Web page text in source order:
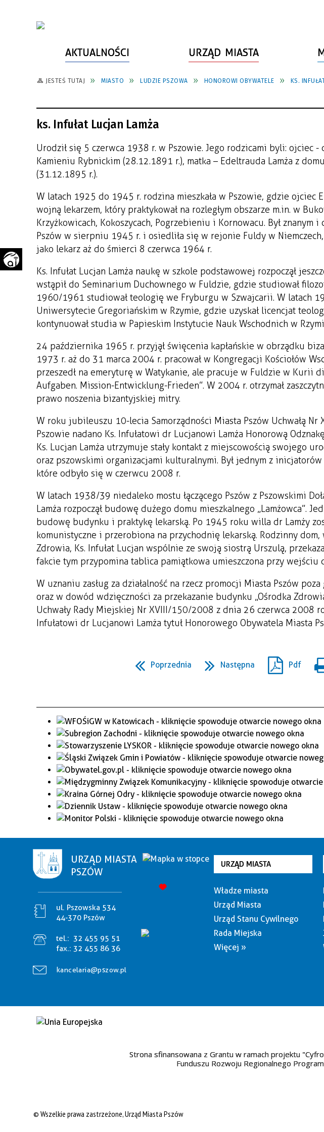
AKTUALNOŚCI URZĄD MIASTA
WŁADZE MIASTA
URZĄD STANU CYWILNEGO
RADA MIEJSKA
BUDŻET MIASTA
FUNDUSZE ZEWNĘTRZNE
INFORMACJE O MIEŚCIE
PARTNERZY, NGO
JEDNOSTKI MIEJSKIE
EDUKACJA
POWIATOWY LIDER
PRZEDSIĘBIORCZOŚCI
WAŻNE TELEFONY
"PSZOW.PL"
SPORT
SZLAKI TURYSTYCZNE
ZABYTKI
ZAŁATW SPRAWĘ
BEZPIECZEŃSTWO
ZWIERZĘTA W GMINIE
POMIAR SATYSFAKCJI KLIENTA
KOMUNIKACJA I TRANSPORT
ZAGOSPODAROWANIE
PRZESTRZENNE
JESTEŚ TUTAJ MIASTO LUDZIE PSZOWA HONOROWI OBYWATELE KS.
ks. Infułat Lucjan Lamża
Urodził się 5 czerwca 1938 r. w Pszowie. Jego rodzicami byli: ojciec -
Kamieniu Rybnickim (28.12.1891 r.), matka – Edeltrauda Lamża z
(31.12.1895 r.).
W latach 1925 do 1945 r. rodzina mieszkała w Pszowie, gdzie ojciec
wojną lekarzem, który praktykował na rozległym obszarze m.in. w
Krzyżkowicach, Kokoszycach, Pogrzebieniu i Kornowacu. Był znanym
Pszów w sierpniu 1945 r. i osiedliła się w rejonie Fuldy w
jako lekarz aż do śmierci 8 czerwca 1964 r.
Ks. Infułat Lucjan Lamża naukę w szkole podstawowej rozpoczął
wstąpił do Seminarium Duchownego w Fuldzie, gdzie studiował
1960/1961 studiował teologię we Fryburgu w Szwajcarii. W latach
Uniwersytecie Gregoriańskim w Rzymie, gdzie uzyskał licencjat
kontynuował studia w Papieskim Instytucie Nauk Wschodnich w
24 października 1965 r. przyjął święcenia kapłańskie w obrządku
1973 r. aż do 31 marca 2004 r. pracował w Kongregacji Kościołów
przeszedł na emeryturę w Watykanie, ale pracuje w Fuldzie w Kurii
Aufgaben. Mission-Entwicklung-Frieden”. W 2004 r. otrzymał
prawo noszenia bizantyjskiej mitry.
W roku jubileuszu 10-lecia Samorządności Miasta Pszów Uchwałą
Pszowie nadano Ks. Infułatowi dr Lucjanowi Lamża Honorową
Ks. Lucjan Lamża utrzymuje stały kontakt z miejscowością swojego
oraz pszowskimi organizacjami kulturalnymi. Był jednym z
które odbyło się w czerwcu 2008 r.
W latach 1938/39 niedaleko mostu łączącego Pszów z Pszowskimi
Lamża rozpoczął budowę dużego domu mieszkalnego „Lamżowca”.
budowę budynku i praktykę lekarską. Po 1945 roku willa dr Lamży
komunistyczne i przerobiona na przychodnię lekarską. Rodzinny
Zdrowia, Ks. Infułat Lucjan wspólnie ze swoją siostrą Urszulą,
fakcie tym przypomina tablica pamiątkowa umieszczona przy wejściu
W uznaniu zasług za działalność na rzecz promocji Miasta Pszów
oraz w dowód wdzięczności za przekazanie budynku „Ośrodka
Uchwały Rady Miejskiej Nr XVIII/150/2008 z dnia 26 czerwca 2008
Infułatowi dr Lucjanowi Lamża tytuł Honorowego Obywatela Miasta
Poprzednia Następna Pdf
URZĄD MIASTA
PSZÓW
ul. Pszowska 534
44-370 Pszów
tel.: 32 455 95 51
fax.: 32 455 86 36
kancelaria@pszow.pl
URZĄD MIASTA
Władze miasta
Urząd Miasta
Urząd Stanu Cywilnego
Rada Miejska
Więcej »
Strona sfinansowana z Grantu w ramach projektu
Funduszu Rozwoju Regionalnego
© Wszelkie prawa zastrzeżone, Urząd Miasta Pszów